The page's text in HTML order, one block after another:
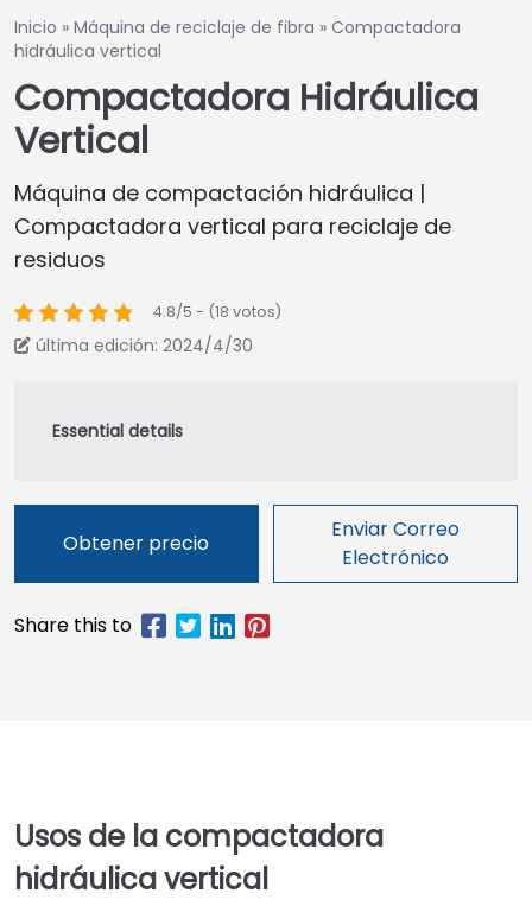
Inicio » Máquina de reciclaje de fibra » Compactadora
hidráulica vertical
Compactadora Hidráulica
Vertical
Máquina de compactación hidráulica |
Compactadora vertical para reciclaje de
residuos
4.8/5 - (18 votos)
última edición: 2024/4/30
Obtener precio
Enviar Correo
Electrónico
Usos de la compactadora
hidráulica vertical